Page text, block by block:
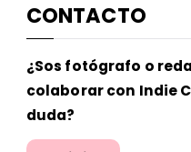
CONTACTO
¿Sos fotógrafo o
colaborar con Indie
duda?